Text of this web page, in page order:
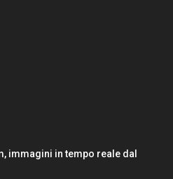
immagini in tempo reale dal